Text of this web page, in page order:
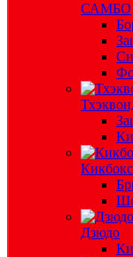
САМБО
Дзюдо